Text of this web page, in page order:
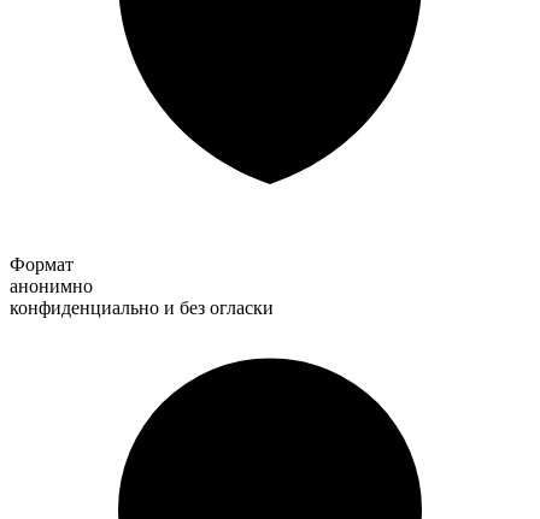
Формат
анонимно
конфиденциально и без огласки